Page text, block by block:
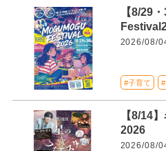
【8/29
2026/08/
#子育て
【8/14
2026
2026/08/